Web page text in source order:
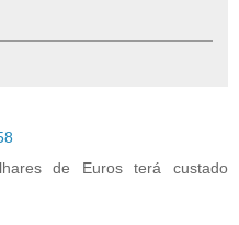
de Euros terá custado